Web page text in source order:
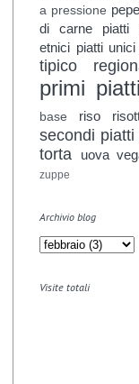
a pressione
di carne
piatti
etnici piatti unici
tipico
primi piatti
base
riso
secondi piatti
torta uova
zuppe
Archivio blog
Visite totali